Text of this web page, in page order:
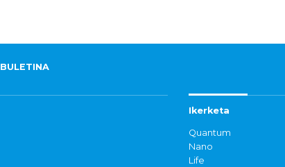
BULETINA
Ikerketa
Quantum
Nano
Life